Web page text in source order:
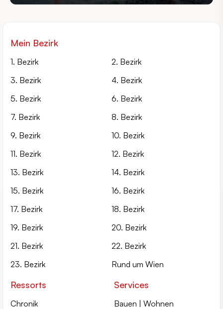
Mein Bezirk
1. Bezirk
2. Bezirk
3. Bezirk
4. Bezirk
5. Bezirk
6. Bezirk
7. Bezirk
8. Bezirk
9. Bezirk
10. Bezirk
11. Bezirk
12. Bezirk
13. Bezirk
14. Bezirk
15. Bezirk
16. Bezirk
17. Bezirk
18. Bezirk
19. Bezirk
20. Bezirk
21. Bezirk
22. Bezirk
23. Bezirk
Rund um Wien
Ressorts
Chronik
Services
Bauen | Wohnen